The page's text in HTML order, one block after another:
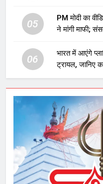
05
PM मोदी का
ने मांगी माफी;
06
भारत में आएंगे
ट्रायल, जानिए